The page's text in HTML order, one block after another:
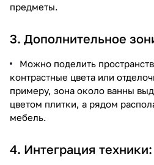
предметы.
3. Дополнительное
Можно поделить
контрастные цвета или
примеру, зона около ванны
цветом плитки, а рядом
мебель.
4. Интеграция техники: